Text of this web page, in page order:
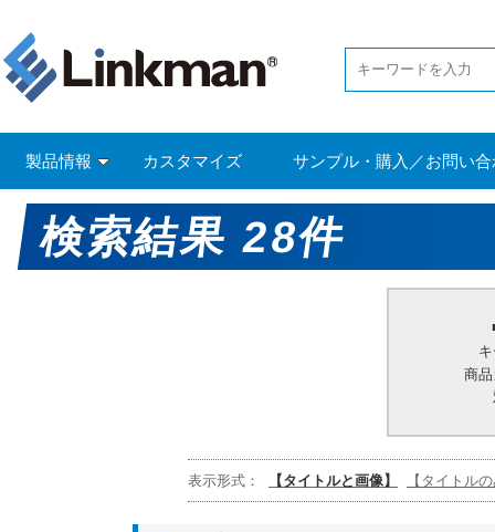
製品情報 カスタマイズ サンプル・購入／お問い
検索結果 28件
商
表示形式： 【タイトルと画像】 【タイトル